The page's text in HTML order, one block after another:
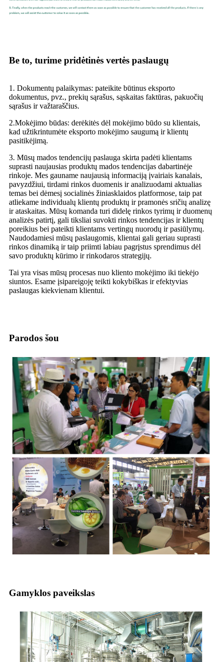
Be to, turime pridėtinės vertės paslaugų
1. Dokumentų palaikymas: pateikite būtinus eksporto
dokumentus, pvz., prekių sąrašus, sąskaitas faktūras, pakuočių
sąrašus ir važtaraščius.
2.Mokėjimo būdas: derėkitės dėl mokėjimo būdo su klientais,
kad užtikrintumėte eksporto mokėjimo saugumą ir klientų
pasitikėjimą.
3. Mūsų mados tendencijų paslauga skirta padėti klientams
suprasti naujausias produktų mados tendencijas dabartinėje
rinkoje. Mes gauname naujausią informaciją įvairiais kanalais,
pavyzdžiui, tirdami rinkos duomenis ir analizuodami aktualias
temas bei dėmesį socialinės žiniasklaidos platformose, taip pat
atliekame individualų klientų produktų ir pramonės sričių analizę
ir ataskaitas. Mūsų komanda turi didelę rinkos tyrimų ir duomenų
analizės patirtį, gali tiksliai suvokti rinkos tendencijas ir klientų
poreikius bei pateikti klientams vertingų nuorodų ir pasiūlymų.
Naudodamiesi mūsų paslaugomis, klientai gali geriau suprasti
rinkos dinamiką ir taip priimti labiau pagrįstus sprendimus dėl
savo produktų kūrimo ir rinkodaros strategijų.
Tai yra visas mūsų procesas nuo kliento mokėjimo iki tiekėjo
siuntos. Esame įsipareigoję teikti kokybiškas ir efektyvias
paslaugas kiekvienam klientui.
Parodos šou
Gamyklos paveikslas